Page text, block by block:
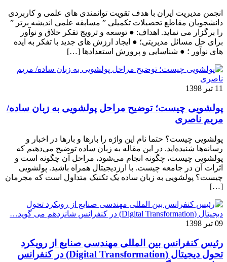
انجمن مدیریت ایران با هدف تقویت توانمندی های علمی و کاربردی
دانشجویان مقاطع تحصیلات تکمیلی ” مسابقه علمی اندیشه برتر ”
را برگزار می نماید. اهداف: ● توسعه و ترویج تفکر خلاق و نوآور
برای حل مسائل مدیریتی؛ ● ایجاد ارزش های جدید با تفکر به ایده
های نوآور ؛ ● شناسایی و پرورش استعدادها […]
11 تیر 1398
پولشویی چیست؛ توضیح مراحل پولشویی به زبان ساده/
مریم ناصری
پولشویی چیست؟‌ حتما نام این واژه را بارها و بارها در اخبار و
رسانه‌ها شنیده‌اید. در این مقاله به زبان ساده توضیح می‌دهیم که
پولشویی چیست، چگونه انجام می‌شود، مراحل آن چگونه است و
اثرات آن در جامعه چیست. با ارزدیجیتال همراه باشید. پولشویی
چیست؟ پولشویی به زبان ساده یک تکنیک متداول است که مجرمان
[…]
09 تیر 1398
رئیس کنفرانس بین المللی مهندسی صنایع از رویکرد
تحول دیجیتال (Digital Transformation) در کنفرانس